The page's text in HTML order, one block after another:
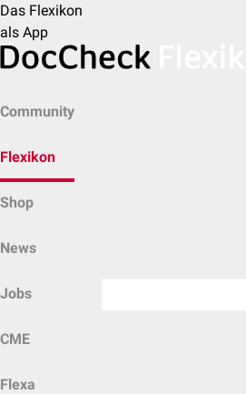
Das Flexikon
als App
Community
Flexikon
Shop
News
Jobs
CME
Flexa